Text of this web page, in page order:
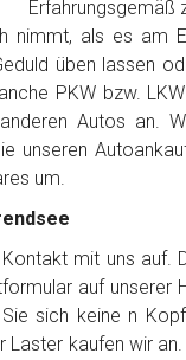
Erfahrungsgemäß
nimmt, als es am
üben lassen
PKW bzw.
Autos an.
unseren
um.
mit uns auf.
auf unserer
sich keine n
Laster kaufen wir